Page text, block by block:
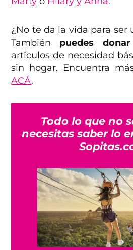
¿No te da la vida para ser
También puedes donar
artículos de necesidad
sin hogar. Encuentra
ACÁ.
Todo lo que no
necesitas saber lo